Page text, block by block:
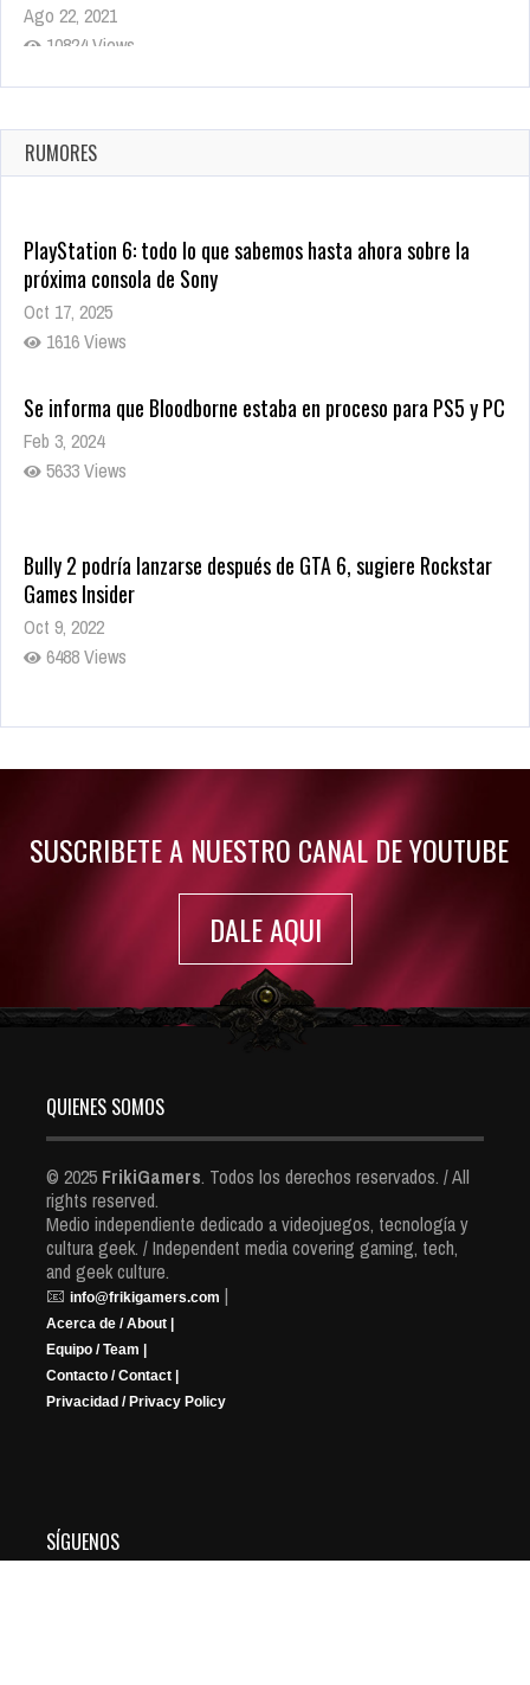
Ago 22, 2021
10824 Views
La configuración de Call of Duty 2021 aparentemente ya fue
Ago 8, 2021
10008 Views
RUMORES
PlayStation 6: todo lo que sabemos hasta ahora sobre la
próxima consola de Sony
Oct 17, 2025
1616 Views
Se informa que Bloodborne estaba en proceso para PS5 y PC
Feb 3, 2024
5633 Views
Bully 2 podría lanzarse después de GTA 6, sugiere Rockstar
Games Insider
Oct 9, 2022
6488 Views
Rumor: Se filtran los primeros detalles de Resident Evil 9
SUSCRIBETE A NUESTRO CANAL DE YOUTUBE
DALE AQUI
QUIENES SOMOS
© 2025 FrikiGamers. Todos los derechos reservados. / All
rights reserved.
Medio independiente dedicado a videojuegos, tecnología y
cultura geek. / Independent media covering gaming, tech,
and geek culture.
📧 info@frikigamers.com |
Acerca de / About |
Equipo / Team |
Contacto / Contact |
Privacidad / Privacy Policy
SÍGUENOS